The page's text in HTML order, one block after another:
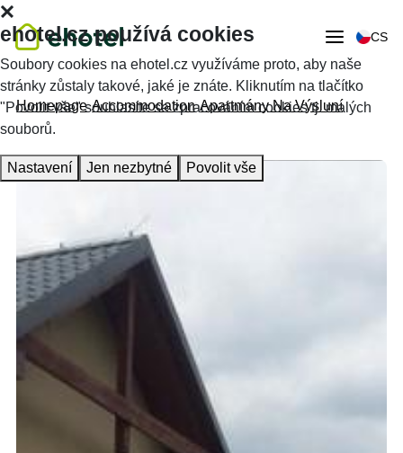
CS
Homepage Accommodation Apartmány Na Výsluní
ehotel.cz používá cookies
Soubory cookies na ehotel.cz využíváme proto, aby naše
stránky zůstaly takové, jaké je znáte. Kliknutím na tlačítko
"Povolit vše" souhlasíte se zpracováním cookies tj. malých
souborů.
Nastavení Jen nezbytné Povolit vše